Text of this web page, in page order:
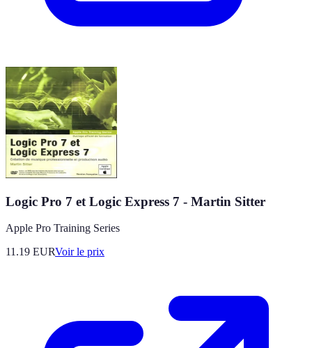
Logic Pro 7 et Logic Express 7 - Martin Sitter
Apple Pro Training Series
11.19 EURVoir le prix